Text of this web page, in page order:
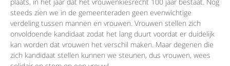
steeds zien we in de gemeenteraden geen evenwichtige
verdeling tussen mannen en vrouwen. Vrouwen stellen zich
onvoldoende kandidaat zodat het lang duurt voordat er duidelijk
kan worden dat vrouwen het verschil maken. Maar degenen die
zich kandidaat stellen kunnen we steunen, dus vrouwen, wees